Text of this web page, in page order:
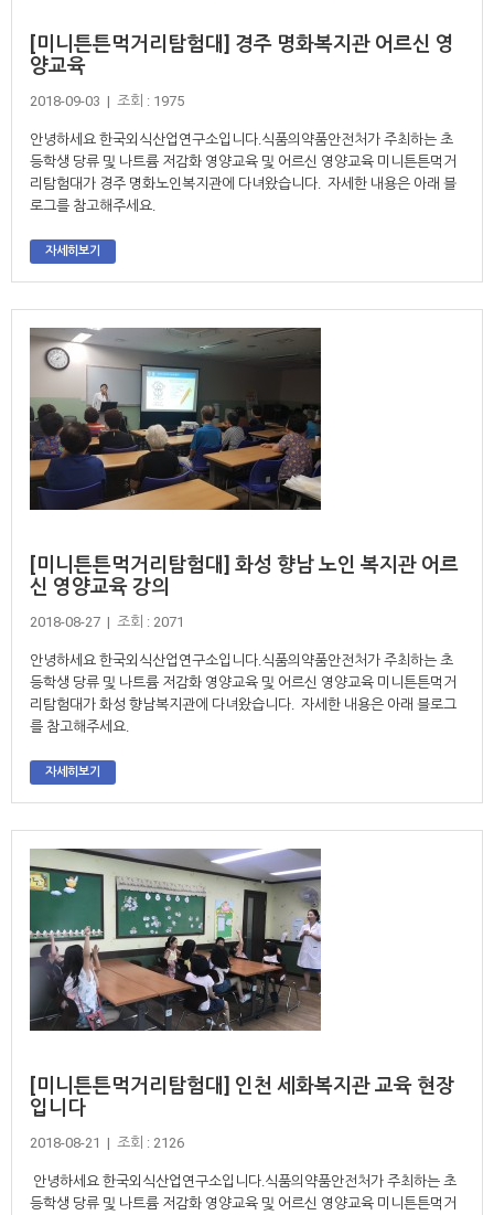
[미니튼튼먹거리탐험대] 경주 명화복지관 어르신 영
양교육
2018-09-03 | 조회 : 1975
안녕하세요 한국외식산업연구소입니다.식품의약품안전처가 주최하는 초
등학생 당류 및 나트륨 저감화 영양교육 및 어르신 영양교육 미니튼튼먹거
리탐험대가 경주 명화노인복지관에 다녀왔습니다. 자세한 내용은 아래 블
로그를 참고해주세요.
자세히보기
[미니튼튼먹거리탐험대] 화성 향남 노인 복지관 어르
신 영양교육 강의
2018-08-27 | 조회 : 2071
안녕하세요 한국외식산업연구소입니다.식품의약품안전처가 주최하는 초
등학생 당류 및 나트륨 저감화 영양교육 및 어르신 영양교육 미니튼튼먹거
리탐험대가 화성 향남복지관에 다녀왔습니다. 자세한 내용은 아래 블로그
를 참고해주세요.
자세히보기
[미니튼튼먹거리탐험대] 인천 세화복지관 교육 현장
입니다
2018-08-21 | 조회 : 2126
안녕하세요 한국외식산업연구소입니다.식품의약품안전처가 주최하는 초
등학생 당류 및 나트륨 저감화 영양교육 및 어르신 영양교육 미니튼튼먹거